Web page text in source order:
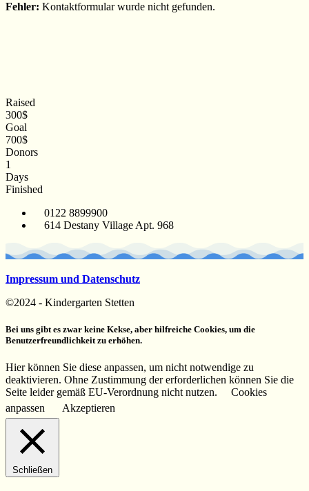
Fehler: Kontaktformular wurde nicht gefunden.
Raised
300$
Goal
700$
Donors
1
Days
Finished
0122 8899900
614 Destany Village Apt. 968
Impressum und Datenschutz
©2024 - Kindergarten Stetten
Bei uns gibt es zwar keine Kekse, aber hilfreiche Cookies, um die
Benutzerfreundlichkeit zu erhöhen.
Hier können Sie diese anpassen, um nicht notwendige zu
deaktivieren. Ohne Zustimmung der erforderlichen können Sie die
Seite leider gemäß EU-Verordnung nicht nutzen.
Cookies
anpassen
Akzeptieren
Schließen